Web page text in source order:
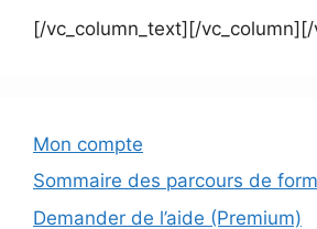
[/vc_column_text][/
Mon compte
Sommaire des parcours de
Demander de l’aide (Premium)